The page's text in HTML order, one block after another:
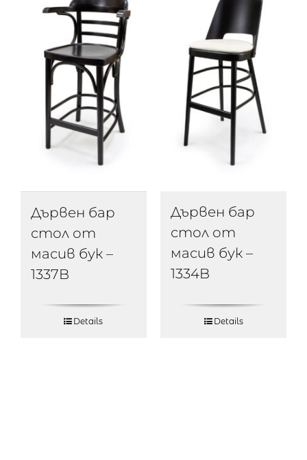
Дървен бар
стол от
масив бук –
1337B
Details
Дървен бар
стол от
масив бук –
1334B
Details